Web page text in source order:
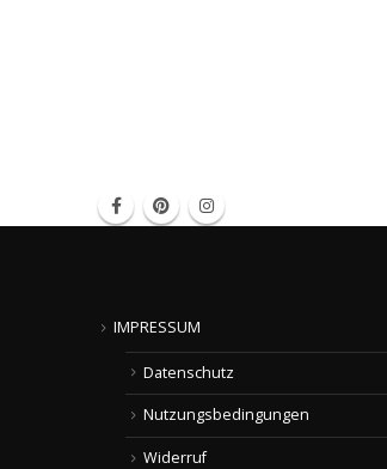
IMPRESSUM
Datenschutz
Nutzungsbedingungen
Widerruf